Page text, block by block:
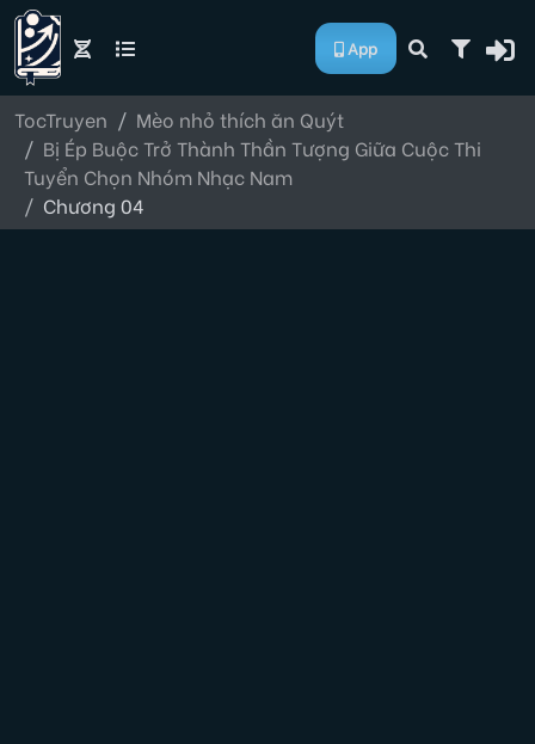
App
TocTruyen
Mèo nhỏ thích ăn Quýt
Bị Ép Buộc Trở Thành Thần Tượng Giữa Cuộc Thi
Tuyển Chọn Nhóm Nhạc Nam
Chương 04